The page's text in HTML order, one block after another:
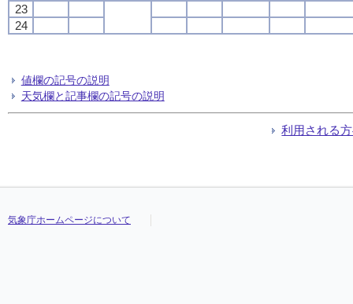
23
24
値欄の記号の説明
天気欄と記事欄の記号の説明
利用される
気象庁ホームページについて